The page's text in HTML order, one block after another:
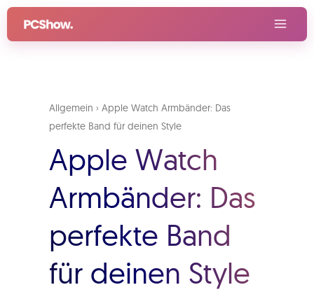
Zum
Inhalt
Allgemein ›Apple Watch Armbänder: Das
perfekte Band für deinen Style
Apple Watch
Armbänder: Das
perfekte Band
für deinen Style